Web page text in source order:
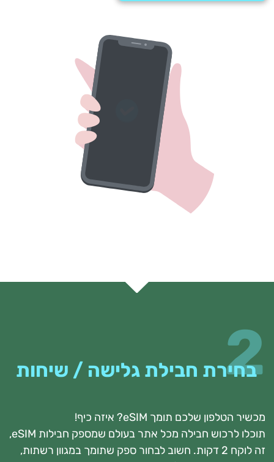
2
בחירת חבילת גלישה / שיחות
מכשיר הטלפון שלכם תומך eSIM? איזה כיף!
תוכלו לרכוש חבילה מכל אתר בעולם שמספק חבילות eSIM,
זה לוקח 2 דקות. חשוב לבחור ספק שתומך במגוון רשתות,